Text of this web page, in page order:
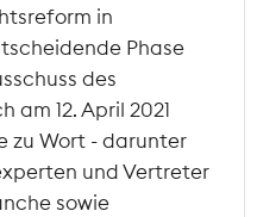
in
Phase
des
am 12. April 2021
zu Wort - darunter
und Vertreter
sowie